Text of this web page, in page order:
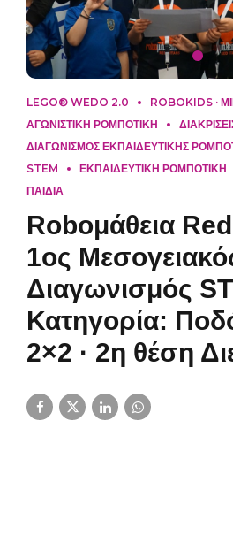
LEGO® WEDO 2.0
ROBOKIDS ·
ΑΓΩΝΙΣΤΙΚΗ ΡΟΜΠΟΤΙΚΗ
ΔΙΑΓΩΝΙΣΜΟΣ ΕΚΠΑΙΔΕΥΤΙΚΗΣ
STEM
ΕΚΠΑΙΔΕΥΤΙΚΗ ΡΟΜΠΟΤΙΚΗ
ΠΑΙΔΙΑ
Roboμάθεια
1ος
Διαγωνισμός
Κατηγορία:
2×2 · 2η θέση